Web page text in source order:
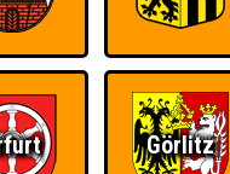
RESERVIERUNG
FAQ ÜBER UNSGörlitz